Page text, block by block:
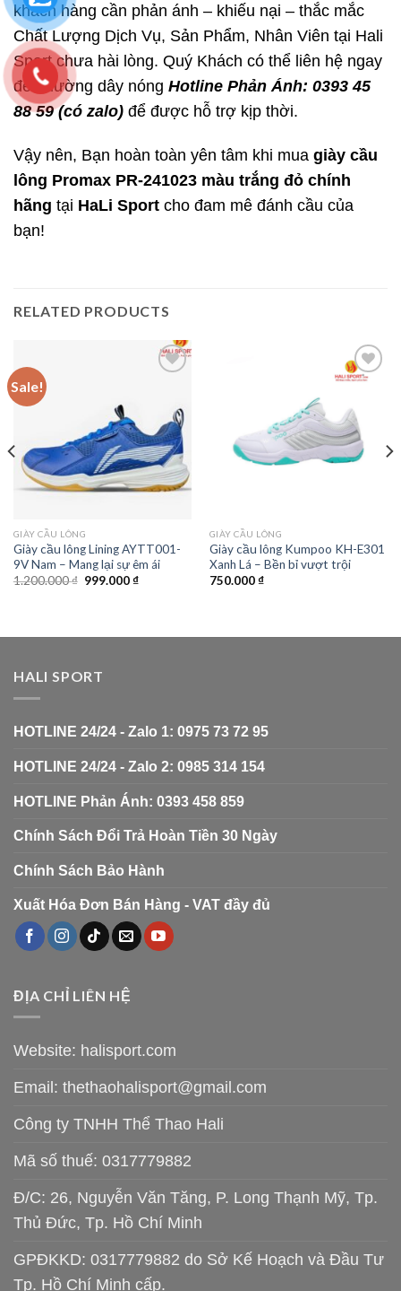
khách hàng cần phản ánh – khiếu nại – thắc mắc
Chất Lượng Dịch Vụ, Sản Phẩm, Nhân Viên tại Hali
Sport chưa hài lòng. Quý Khách có thể liên hệ ngay
đến đường dây nóng Hotline Phản Ánh: 0393 45
88 59 (có zalo) để được hỗ trợ kịp thời.
Vậy nên, Bạn hoàn toàn yên tâm khi mua giày cầu
lông Promax PR-241023 màu trắng đỏ chính
hãng tại HaLi Sport cho đam mê đánh cầu của
bạn!
RELATED PRODUCTS
Sale!
GIÀY CẦU LÔNG
Giày cầu lông Lining AYTT001-
9V Nam – Mang lại sự êm ái
1.200.000₫ 999.000₫
Add to
GIÀY CẦU LÔNG
Giày cầu lông Kumpoo KH-E301
Xanh Lá – Bền bỉ vượt trội
750.000₫
HALI SPORT
HOTLINE 24/24 - Zalo 1: 0975 73 72 95
HOTLINE 24/24 - Zalo 2: 0985 314 154
HOTLINE Phản Ánh: 0393 458 859
Chính Sách Đổi Trả Hoàn Tiền 30 Ngày
Chính Sách Bảo Hành
Xuất Hóa Đơn Bán Hàng - VAT đầy đủ
ĐỊA CHỈ LIÊN HỆ
Website: halisport.com
Email: thethaohalisport@gmail.com
Công ty TNHH Thể Thao Hali
Mã số thuế: 0317779882
Đ/C: 26, Nguyễn Văn Tăng, P. Long Thạnh Mỹ, Tp.
Thủ Đức, Tp. Hồ Chí Minh
GPĐKKD: 0317779882 do Sở Kế Hoạch và Đầu Tư
Tp. Hồ Chí Minh cấp.